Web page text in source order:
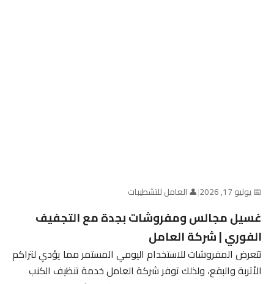
📅 يوليو 17, 2026 |👤 العامل للتشطيبات
غسيل مجالس ومفروشات بجدة مع التجفيف
الفوري | شركة العامل
تتعرض المفروشات للاستخدام اليومي المستمر مما يؤدي لتراكم
الأتربة والبقع، ولذلك توفر شركة العامل خدمة تنظيف الكنب